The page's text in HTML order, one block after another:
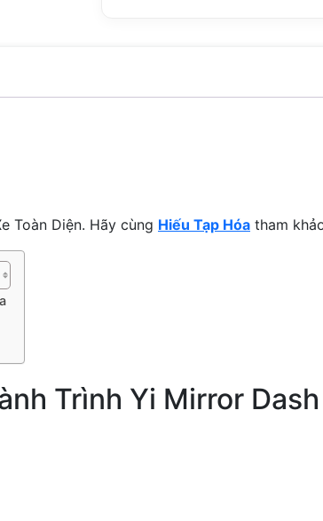
Toàn Diện. Hãy cùng Hiếu Tạp Hóa tham
Trình Yi Mirror